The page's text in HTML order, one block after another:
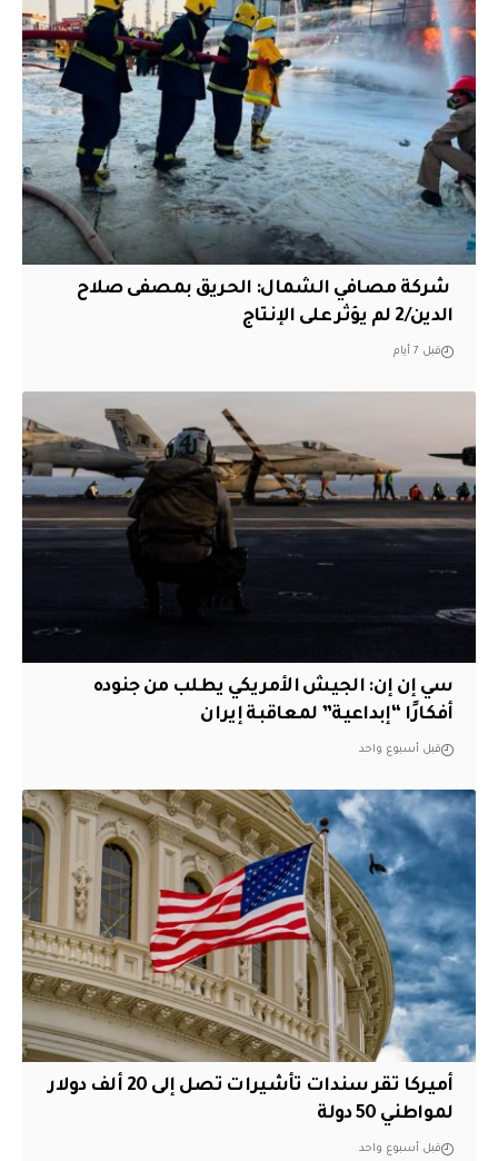
‏ شركة مصافي الشمال: الحريق بمصفى صلاح
الدين/2 لم يؤثر على الإنتاج
قبل 7 أيام
سي إن إن: الجيش الأمريكي يطلب من جنوده
أفكارًا “إبداعية” لمعاقبة إيران
قبل أسبوع واحد
أميركا تقر سندات تأشيرات تصل إلى 20 ألف دولار
لمواطني 50 دولة
قبل أسبوع واحد